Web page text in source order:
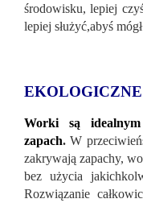
środowisku, lepiej
lepiej służyć,abyś
Worki są
zapach. W
zakrywają zapachy,
bez użycia
Rozwiązanie